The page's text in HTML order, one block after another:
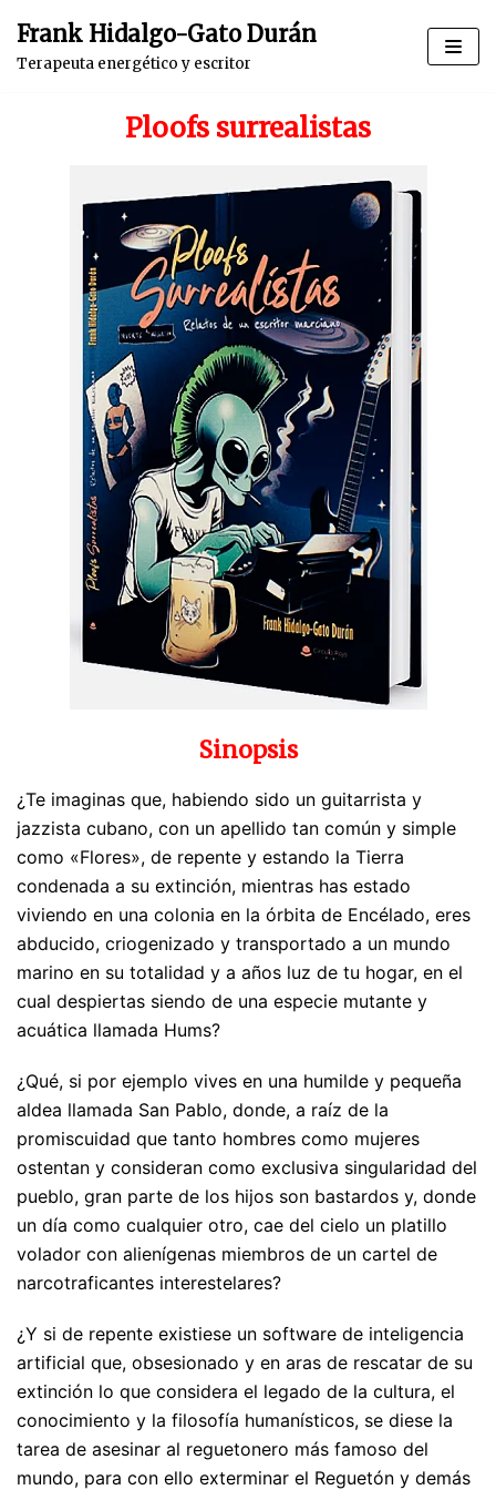
Saltar
al
Frank Hidalgo-Gato Durán
Terapeuta energético y escritor
Ploofs surrealistas
Sinopsis
¿Te imaginas que, habiendo sido un guitarrista y
jazzista cubano, con un apellido tan común y simple
como «Flores», de repente y estando la Tierra
condenada a su extinción, mientras has estado
viviendo en una colonia en la órbita de Encélado, eres
abducido, criogenizado y transportado a un mundo
marino en su totalidad y a años luz de tu hogar, en el
cual despiertas siendo de una especie mutante y
acuática llamada Hums?
¿Qué, si por ejemplo vives en una humilde y pequeña
aldea llamada San Pablo, donde, a raíz de la
promiscuidad que tanto hombres como mujeres
ostentan y consideran como exclusiva singularidad del
pueblo, gran parte de los hijos son bastardos y, donde
un día como cualquier otro, cae del cielo un platillo
volador con alienígenas miembros de un cartel de
narcotraficantes interestelares?
¿Y si de repente existiese un software de inteligencia
artificial que, obsesionado y en aras de rescatar de su
extinción lo que considera el legado de la cultura, el
conocimiento y la filosofía humanísticos, se diese la
tarea de asesinar al reguetonero más famoso del
mundo, para con ello exterminar el Reguetón y demás